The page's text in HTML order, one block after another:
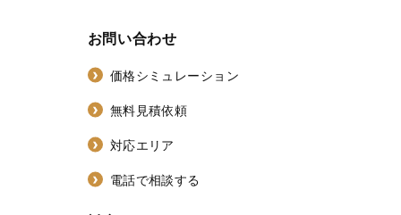
お問い合わせ
価格シミュレーション
無料見積依頼
対応エリア
電話で相談する